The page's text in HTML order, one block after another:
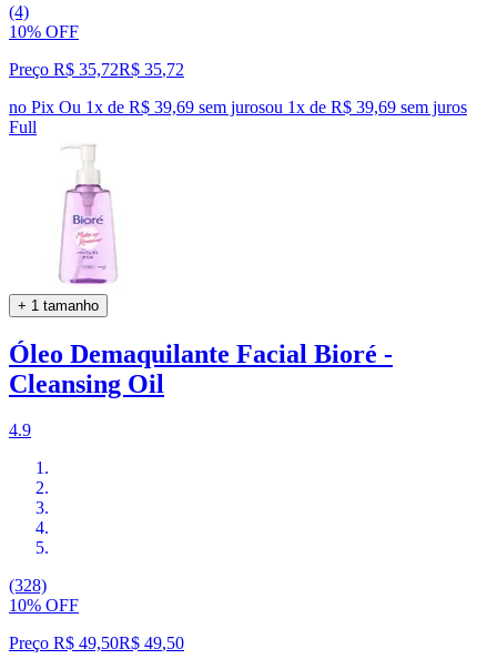
(4)
10% OFF
Preço R$ 35,72R$ 35,72
no Pix Ou 1x de R$ 39,69 sem jurosou 1x de R$ 39,69 sem juros
Full
+ 1 tamanho
Óleo Demaquilante Facial Bioré -
Cleansing Oil
4.9
(328)
10% OFF
Preço R$ 49,50R$ 49,50